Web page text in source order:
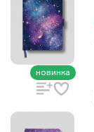
новинка